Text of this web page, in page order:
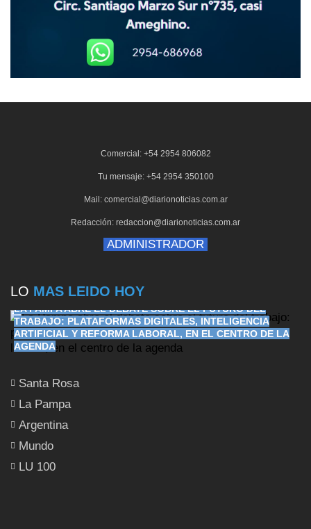
Comercial: +54 2954 806082
Tu mensaje: +54 2954 350100
Mail: comercial@diarionoticias.com.ar
Redacción: redaccion@diarionoticias.com.ar
ADMINISTRADOR
LO MAS LEIDO HOY
LA PAMPA ABRE EL DEBATE SOBRE EL FUTURO DEL
TRABAJO: PLATAFORMAS DIGITALES, INTELIGENCIA
ARTIFICIAL Y REFORMA LABORAL, EN EL CENTRO DE LA
AGENDA
Santa Rosa
La Pampa
Argentina
Mundo
LU 100